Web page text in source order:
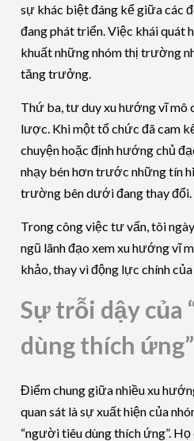
sự khác biệt đáng kể giữa các
đang phát triển. Việc khái quát
khuất những nhóm thị trường
tăng trưởng.
Thứ ba, tư duy xu hướng vĩ mô
lược. Khi một tổ chức đã cam
chuyện hoặc định hướng chủ
nhạy bén hơn trước những tín
trường bên dưới đang thay đổi.
Trong công việc tư vấn, tôi
ngũ lãnh đạo xem xu hướng vĩ
khảo, thay vì động lực chính
Sự trỗi dậy của
dùng thích ứng”
Điểm chung giữa nhiều xu
quan sát là sự xuất hiện của
“người tiêu dùng thích ứng”.